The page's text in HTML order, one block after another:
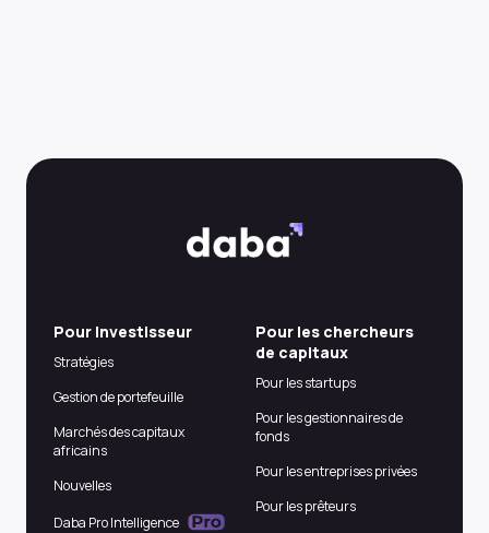
Pour Investisseur
Stratégies
Gestion de portefeuille
Marchés des capitaux
africains
Nouvelles
Daba Pro Intelligence
Pour les chercheurs
de capitaux
Pour les startups
Pour les gestionnaires de
fonds
Pour les entreprises privées
Pour les prêteurs